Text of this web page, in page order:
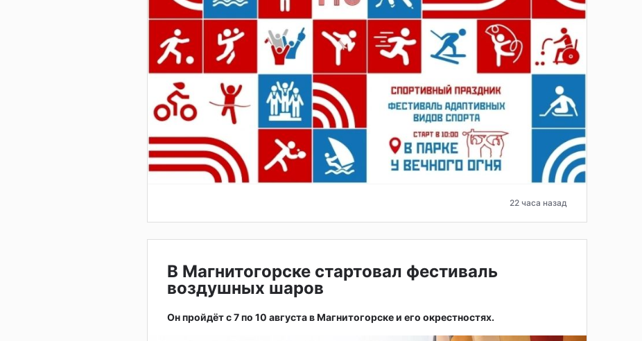
22 часа назад
В Магнитогорске стартовал фестиваль
воздушных шаров
Он пройдёт с 7 по 10 августа в Магнитогорске и его окрестностях.